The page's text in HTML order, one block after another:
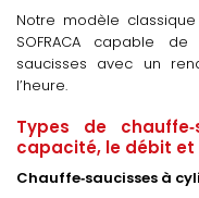
Notre modèle
SOFRACA capable
saucisses avec un
l’heure.
Types de
capacité, le débit et
Chauffe‑saucisses à